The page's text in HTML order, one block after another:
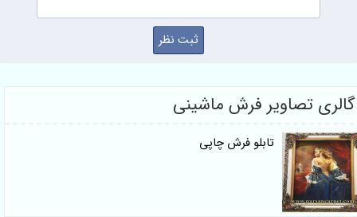
گالری تصاویر فرش ماشینی
تابلو فرش چاپی